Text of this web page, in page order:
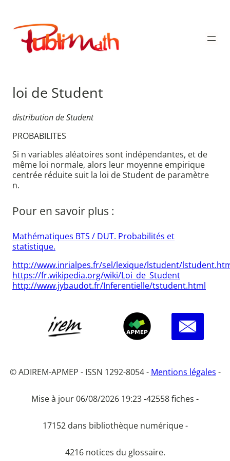
contenu
Publimath
loi de Student
distribution de Student
PROBABILITES
Si n variables aléatoires sont indépendantes, et de
même loi normale, alors leur moyenne empirique
centrée réduite suit la loi de Student de paramètre
n.
Pour en savoir plus :
Mathématiques BTS / DUT. Probabilités et
statistique.
http://www.inrialpes.fr/sel/lexique/lstudent/
https://fr.wikipedia.org/wiki/Loi_de_Student
http://www.jybaudot.fr/Inferentielle/tstudent.html
© ADIREM-APMEP - ISSN 1292-8054 - Mentions légales -
Mise à jour 06/08/2026 19:23 -42558 fiches -
17152 dans bibliothèque numérique -
4216 notices du glossaire.